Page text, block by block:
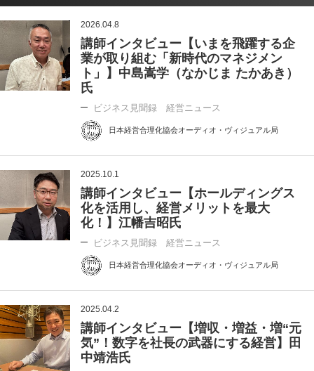
2026.04.8
講師インタビュー【いまを飛躍する企
業が取り組む「新時代のマネジメン
ト」】中島嵩学（なかじま たかあき）
氏
ビジネス見聞録 経営ニュース
日本経営合理化協会オーディオ・ヴィジュアル局
2025.10.1
講師インタビュー【ホールディングス
化を活用し、経営メリットを最大
化！】江幡吉昭氏
ビジネス見聞録 経営ニュース
日本経営合理化協会オーディオ・ヴィジュアル局
2025.04.2
講師インタビュー【増収・増益・増“元
気”！数字を社長の武器にする経営】田
中靖浩氏